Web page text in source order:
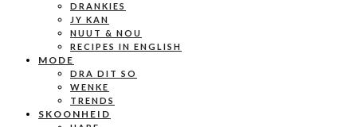
DRANKIES
JY KAN
NUUT & NOU
RECIPES IN ENGLISH
MODE
DRA DIT SO
WENKE
TRENDS
SKOONHEID